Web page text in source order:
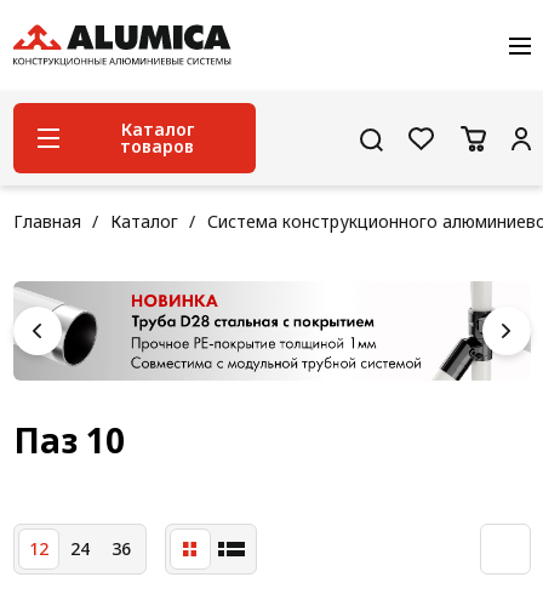
О компании
Услуги
Сервис и поддержка
Проекты
Контакты
Каталог
товаров
Система конструкционного алюминиевого
профиля
Конструкционная трубная система
Модульная трубная система
Кабельные короба
Конвейерная фурнитура
Система линейного перемещения NEW!
Система V-паза NEW!
Главная Каталог Система конструкционного
Паз 10
12 24 36